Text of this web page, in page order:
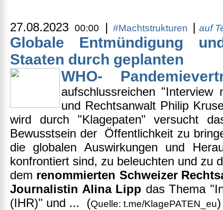
27.08.2023 00:00 | #Machtstrukturen | auf
Globale Entmündigung
Staaten durch geplanten
WHO-
aufschlussreichen
und Rechtsanwalt Philip
wird durch "Klagepaten" versucht
Bewusstsein der Öffentlichkeit zu
die globalen Auswirkungen und
konfrontiert sind, zu beleuchten und zu
dem renommierten Schweizer
Journalistin Alina Lipp das Thema
(IHR)" und ... (Quelle: t.me/KlagePATEN_eu